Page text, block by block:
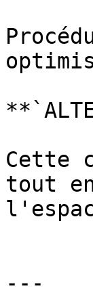
Cette
tout
---